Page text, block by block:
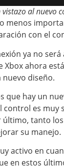
vistazo al nuevo
menos
con el
ya no
Xbox ahora
nuevo diseño.
que hay un
control es
último, tanto
su manejo.
activo en
en estos